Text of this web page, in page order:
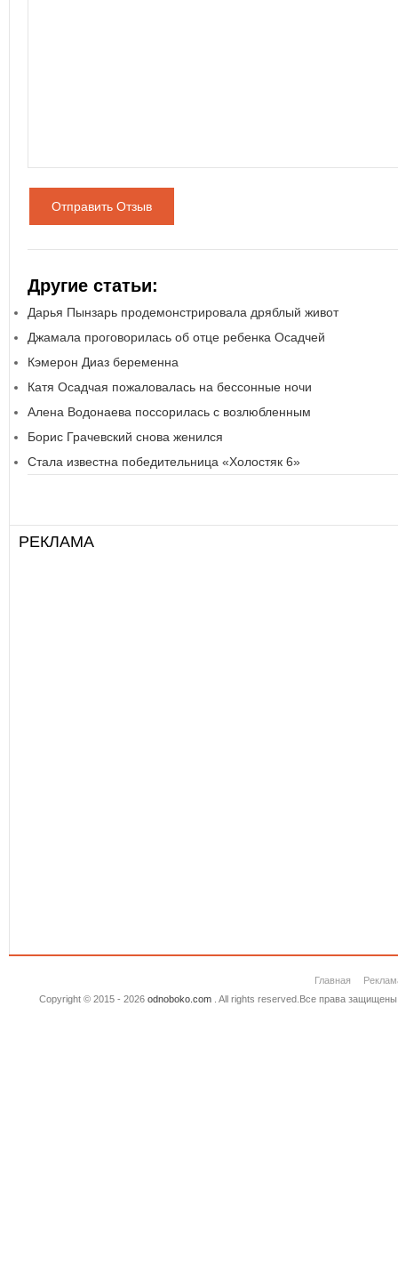
Отправить Отзыв
Другие статьи:
Дарья Пынзарь продемонстрировала дряблый живот
Джамала проговорилась об отце ребенка Осадчей
Кэмерон Диаз беременна
Катя Осадчая пожаловалась на бессонные ночи
Алена Водонаева поссорилась с возлюбленным
Борис Грачевский снова женился
Стала известна победительница «Холостяк 6»
РЕКЛАМА
Главная
Copyright © 2015 - 2026 odnoboko.com. All rights reserved.Все права защищены.